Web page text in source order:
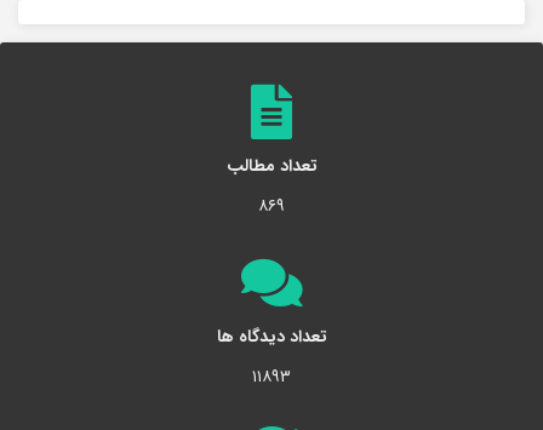
تعداد مطالب
۸۶۹
تعداد دیدگاه ها
۱۱۸۹۳